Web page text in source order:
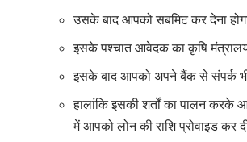
उसके बाद आपको सबमिट कर देना
इसके पश्चात आवेदक का कृषि मंत्रालय
इसके बाद आपको अपने बैंक से संपर्क भी
हालांकि इसकी शर्तों का पालन
में आपको लोन की राशि प्रोवाइड कर